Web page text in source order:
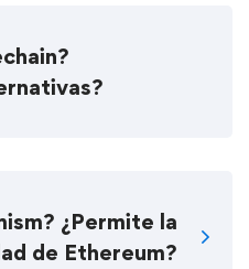
¿Permite la
de Ethereum?